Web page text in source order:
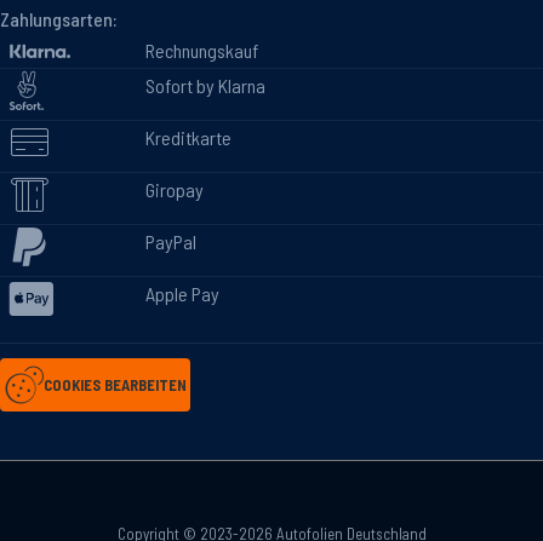
Zahlungsarten:
Rechnungskauf
Sofort by Klarna
Kreditkarte
Giropay
PayPal
Apple Pay
COOKIES BEARBEITEN
Copyright © 2023-2026 Autofolien Deutschland